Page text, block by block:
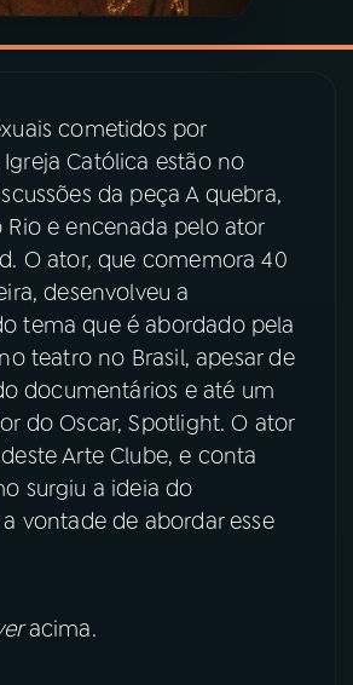
MEC
MEC
Facebook
X
cometidos por
Católica estão no
da peça A quebra,
e encenada pelo ator
O ator, que comemora 40
desenvolveu a
tema que é abordado pela
teatro no Brasil, apesar de
documentários e até um
do Oscar, Spotlight. O ator
Arte Clube, e conta
surgiu a ideia do
vontade de abordar esse
acima.